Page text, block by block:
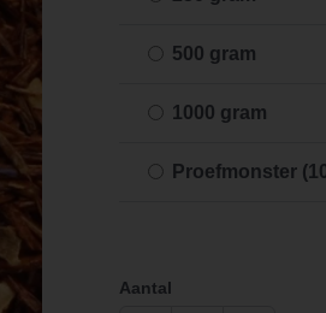
500 gram
1000 gram
Proefmonster
Aantal